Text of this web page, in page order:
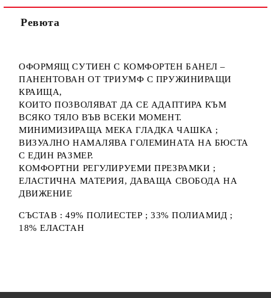
Ревюта
ОФОРМЯЩ СУТИЕН С КОМФОРТЕН БАНЕЛ –
ПАНЕНТОВАН ОТ ТРИУМФ С ПРУЖИНИРАЩИ
КРАИЩА,
КОИТО ПОЗВОЛЯВАТ ДА СЕ АДАПТИРА КЪМ
ВСЯКО ТЯЛО ВЪВ ВСЕКИ МОМЕНТ.
МИНИМИЗИРАЩА МЕКА ГЛАДКА ЧАШКА ;
ВИЗУАЛНО НАМАЛЯВА ГОЛЕМИНАТА НА БЮСТА
С ЕДИН РАЗМЕР.
КОМФОРТНИ РЕГУЛИРУЕМИ ПРЕЗРАМКИ ;
ЕЛАСТИЧНА МАТЕРИЯ, ДАВАЩА СВОБОДА НА
ДВИЖЕНИЕ
СЪСТАВ : 49% ПОЛИЕСТЕР ; 33% ПОЛИАМИД ;
18% ЕЛАСТАН